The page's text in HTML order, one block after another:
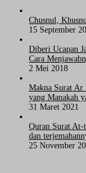
Chusnul,
15 September
Diberi Ucapan
Cara
2 Mei 2018
Makna Surat Ar
yang Manakah
31 Maret 2021
Quran Surat At-
dan
25 November